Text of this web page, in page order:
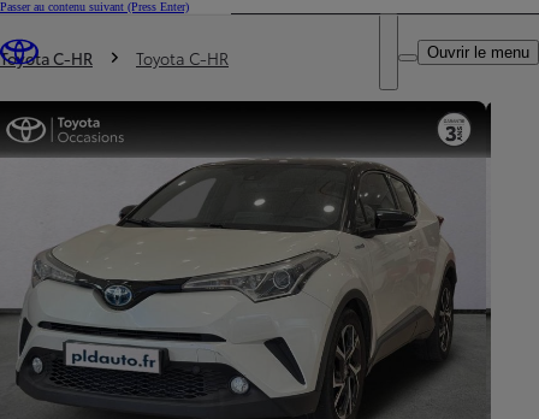
Passer au contenu suivant (Press Enter)
Trouvez un partenaire Toyota
DEALER NAME
Ouvrir le menu
Vous êtes ici
Toyota C-HR Toyota C-HR